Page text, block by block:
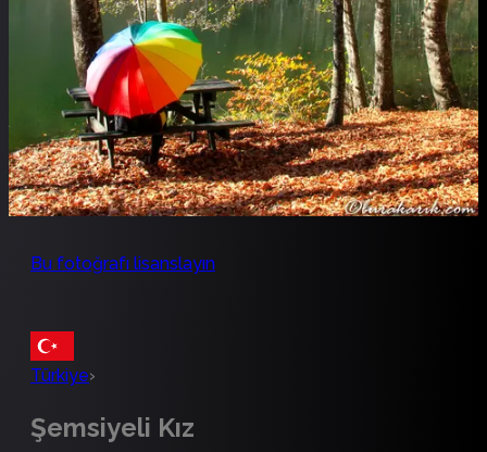
Bu fotoğrafı lisanslayın
Türkiye›
Şemsiyeli Kız